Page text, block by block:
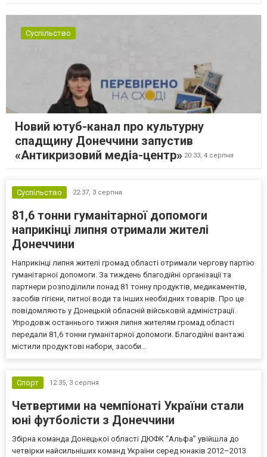
Суспільство
Новий ютуб-канал про культурну
спадщину Донеччини запустив
«Антикризовий медіа-центр» 20:33, 4 серпня
Суспільство 22:37, 3 серпня
81,6 тонни гуманітарної допомоги
наприкінці липня отримали жителі
Донеччини
Наприкінці липня жителі громад області отримали чергову партію
гуманітарної допомоги. За тиждень благодійні організації та
партнери розподілили понад 81 тонну продуктів, медикаментів,
засобів гігієни, питної води та інших необхідних товарів. Про це
повідомляють у Донецькій обласній військовій адміністрації.
Упродовж останнього тижня липня жителям громад області
передали 81,6 тонни гуманітарної допомоги. Благодійні вантажі
містили продуктові набори, засоби...
Спорт 12:35, 3 серпня
Четвертими на чемпіонаті України стали
юні футболісти з Донеччини
Збірна команда Донецької області ДЮФК “Альфа” увійшла до
четвірки найсильніших команд України серед юнаків 2012–2013